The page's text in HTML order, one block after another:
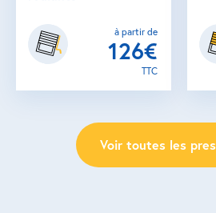
à partir de
126€
TTC
Voir toutes les